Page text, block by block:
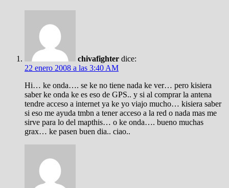
chivafighter dice:
22 enero 2008 a las 3:40 AM
Hi… ke onda…. se ke no tiene nada ke ver… pero kisiera
saber ke onda ke es eso de GPS.. y si al comprar la antena
tendre acceso a internet ya ke yo viajo mucho… kisiera saber
si eso me ayuda tmbn a tener acceso a la red o nada mas me
sirve para lo del mapthis… o ke onda…. bueno muchas
grax… ke pasen buen dia.. ciao..